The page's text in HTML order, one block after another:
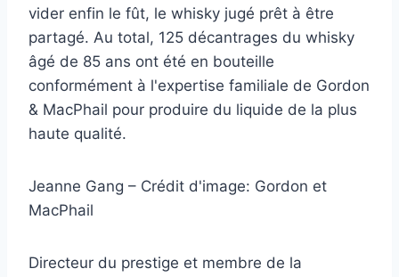
vider enfin le fût, le whisky jugé prêt à être
partagé. Au total, 125 décantrages du whisky
âgé de 85 ans ont été en bouteille
conformément à l'expertise familiale de Gordon
& MacPhail pour produire du liquide de la plus
haute qualité.
Jeanne Gang – Crédit d'image: Gordon et
MacPhail
Directeur du prestige et membre de la